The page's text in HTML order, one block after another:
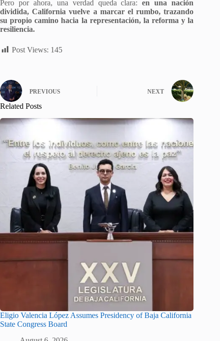
Pero por ahora, una verdad queda clara:en una nación
dividida, California vuelve a marcar el rumbo, trazando
su propio camino hacia la representación, la reforma y la
resiliencia.
Post Views: 145
PREVIOUS NEXT
Related Posts
Eligio Valencia López Assumes Presidency of Baja California
State Congress Board